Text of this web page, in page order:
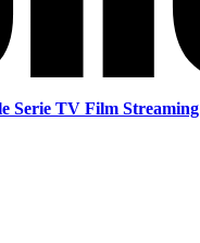
Serie TV Film Streaming